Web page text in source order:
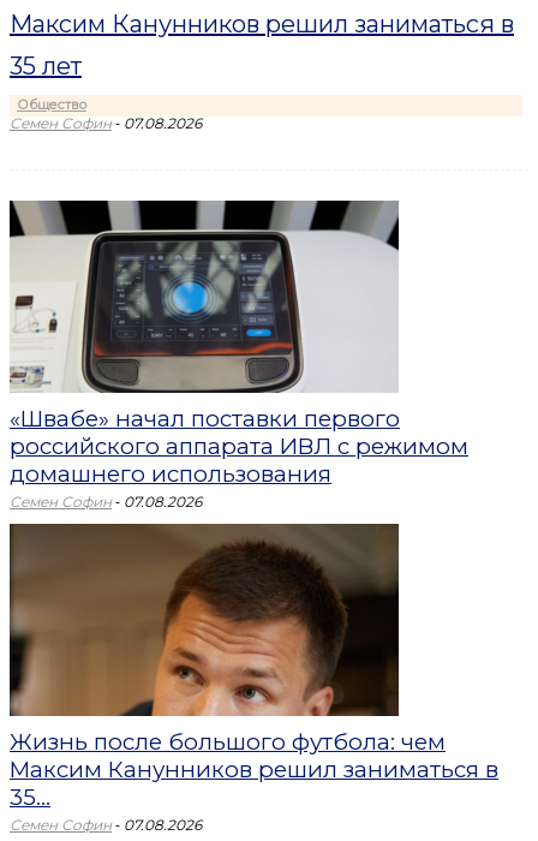
Максим Канунников решил заниматься в
35 лет
Общество
Семен Софин - 07.08.2026
«Швабе» начал поставки первого
российского аппарата ИВЛ с режимом
домашнего использования
Семен Софин - 07.08.2026
Жизнь после большого футбола: чем
Максим Канунников решил заниматься в
35...
Семен Софин - 07.08.2026